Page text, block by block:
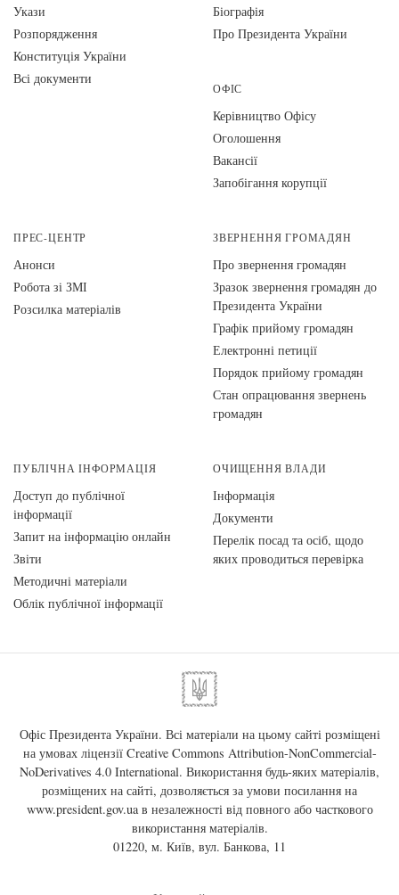
Укази
Розпорядження
Конституція України
Всі документи
Біографія
Про Президента України
ОФІС
Керівництво Офісу
Оголошення
Вакансії
Запобігання корупції
ПРЕС-ЦЕНТР
Анонси
Робота зі ЗМІ
Розсилка матеріалів
ЗВЕРНЕННЯ ГРОМАДЯН
Про звернення громадян
Зразок звернення громадян до
Президента України
Графік прийому громадян
Електронні петиції
Порядок прийому громадян
Стан опрацювання звернень
громадян
ПУБЛІЧНА ІНФОРМАЦІЯ
Доступ до публічної
інформації
Запит на інформацію онлайн
Звіти
Методичні матеріали
Облік публічної інформації
ОЧИЩЕННЯ ВЛАДИ
Інформація
Документи
Перелік посад та осіб, щодо
яких проводиться перевірка
Офіс Президента України. Всі матеріали на цьому сайті розміщені
на умовах ліцензії Creative Commons Attribution-NonCommercial-
NoDerivatives 4.0 International. Використання будь-яких матеріалів,
розміщених на сайті, дозволяється за умови посилання на
www.president.gov.uaв незалежності від повного або часткового
використання матеріалів.
01220, м. Київ, вул. Банкова, 11